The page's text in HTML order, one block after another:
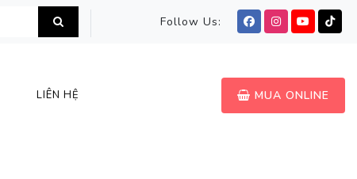
Follow Us:
LIÊN HỆ MUA ONLINE